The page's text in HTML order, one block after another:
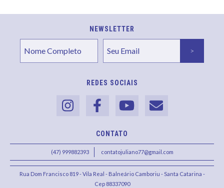
NEWSLETTER
REDES SOCIAIS
CONTATO
(47) 999882393 contatojuliano77@gmail.com
Rua Dom Francisco 819 - Vila Real - Balneário Camboriu - Santa Catarina -
Cep 88337090